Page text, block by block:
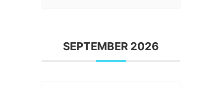
SEPTEMBER 2026